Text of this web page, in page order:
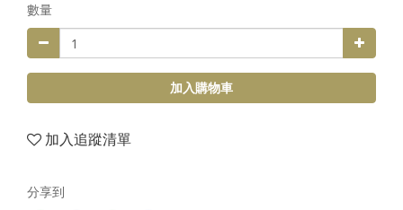
數量
加入購物車
加入追蹤清單
分享到